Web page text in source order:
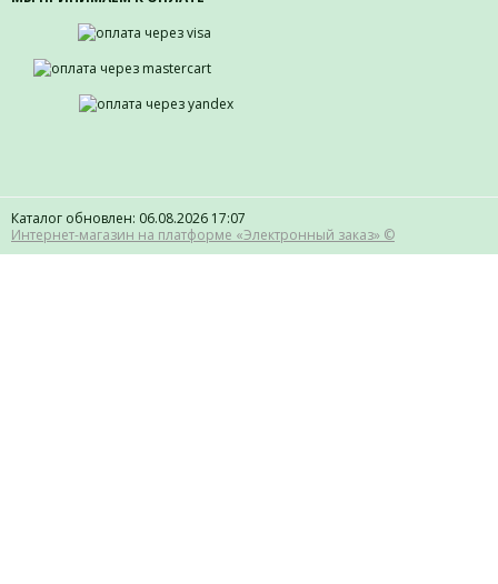
Каталог обновлен: 06.08.2026 17:07
Интернет-магазин на платформе «Электронный заказ» ©